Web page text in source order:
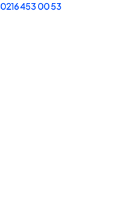
0216 453 00 53